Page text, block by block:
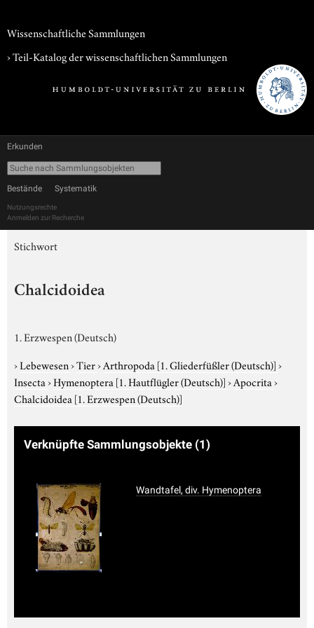
Wissenschaftliche Sammlungen
› Teil-Katalog der wissenschaftlichen Sammlungen
Erkunden
Bestände Systematik
Nutzungsrechte
Anmelden zur Recherche
Stichwort
Chalcidoidea
1. Erzwespen (Deutsch)
›Lebewesen›Tier›Arthropoda [1. Gliederfüßler (Deutsch)]›
Insecta›Hymenoptera [1. Hautflügler (Deutsch)]›Apocrita›
Chalcidoidea [1. Erzwespen (Deutsch)]
Verknüpfte Sammlungsobjekte (1)
Wandtafel, div. Hymenoptera